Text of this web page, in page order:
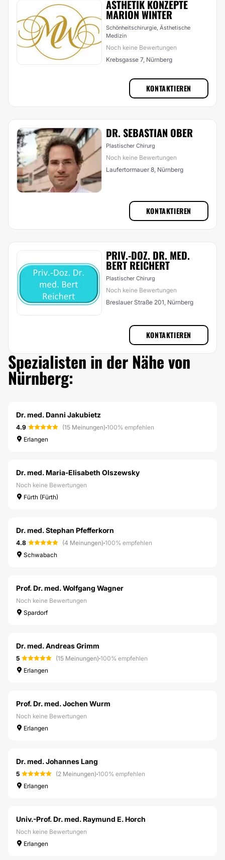
ÄSTHETIK KONZEPTE
MARION WINTER
Schönheitschirurgie, Ästhetische
Medizin
Noch keine Bewertungen
Krebsgasse 7, Nürnberg
KONTAKTIEREN
DR. SEBASTIAN OBER
Plastischer Chirurg
Noch keine Bewertungen
Laufertormauer 8, Nürnberg
KONTAKTIEREN
PRIV.-DOZ. DR. MED.
BERT REICHERT
Plastischer Chirurg
Noch keine Bewertungen
Breslauer Straße 201, Nürnberg
KONTAKTIEREN
Spezialisten in der Nähe von
Nürnberg:
Dr. med. Danni Jakubietz
4.9 (15 Meinungen)·100% empfehlen
Erlangen
Dr. med. Maria-Elisabeth Olszewsky
Noch keine Bewertungen
Fürth (Fürth)
Dr. med. Stephan Pfefferkorn
4.8 (4 Meinungen)·100% empfehlen
Schwabach
Prof. Dr. med. Wolfgang Wagner
Noch keine Bewertungen
Spardorf
Dr. med. Andreas Grimm
5 (15 Meinungen)·100% empfehlen
Erlangen
Prof. Dr. med. Jochen Wurm
Noch keine Bewertungen
Erlangen
Dr. med. Johannes Lang
5 (2 Meinungen)·100% empfehlen
Erlangen
Univ.-Prof. Dr. med. Raymund E. Horch
Noch keine Bewertungen
Erlangen